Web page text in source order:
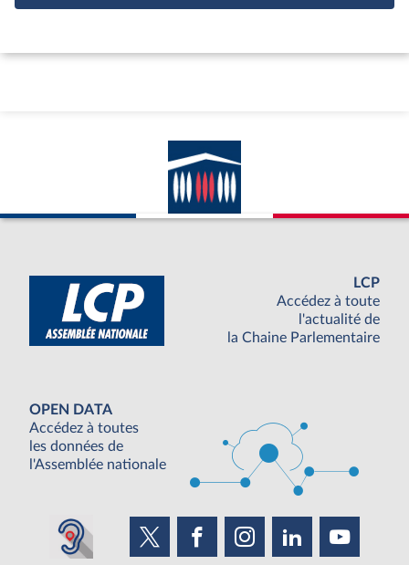
LCP
Accédez à toute
l'actualité de
la Chaine Parlementaire
OPEN DATA
Accédez à toutes
les données de
l'Assemblée nationale